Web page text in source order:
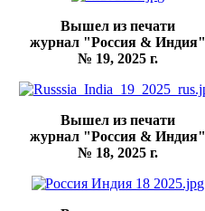
Вышел из печати
журнал "Россия & Индия"
№ 19, 2025 г.
Вышел из печати
журнал "Россия & Индия"
№ 18, 2025 г.